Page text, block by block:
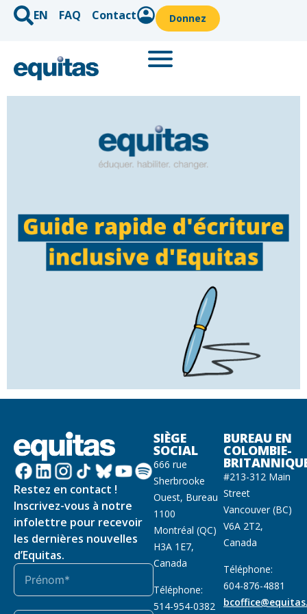
EN FAQ Contact Donnez
Restez en contact !
Inscrivez-vous à notre
infolettre pour recevoir
les dernières nouvelles
d’Equitas.
SIÈGE
SOCIAL
666 rue
Sherbrooke
Ouest, Bureau
1100
Montréal (QC)
H3A 1E7,
Canada
Téléphone:
514-954-0382
BUREAU EN
COLOMBIE-
#213-312 Main
Street
Vancouver (BC)
V6A 2T2,
Canada
Téléphone:
604-876-4881